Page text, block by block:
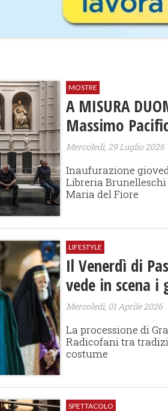
MOSTRE
A MISURA
Massimo
Mercoledì, 29 Luglio 2026
Inaufurazione
Libreria Brunelleschi
Maria del Fiore
LIFESTYLE
Il Venerdì di
vede in scena
Mercoledì, 01 Aprile 2026
La processione di
Radicofani tra
costume
SPETTACOLO